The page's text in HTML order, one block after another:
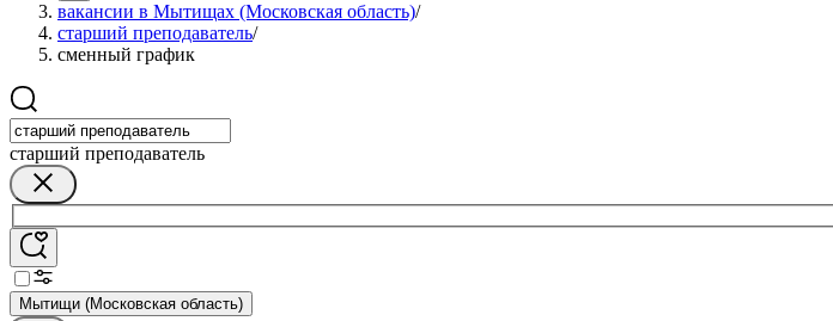
вакансии в Мытищах (Московская область)/
старший преподаватель/
сменный график
старший преподаватель
Мытищи (Московская область)